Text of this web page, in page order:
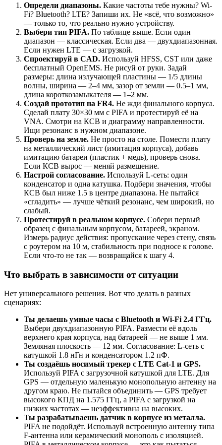
Определи диапазоны. Какие частоты тебе нужны? Wi-
Fi? Bluetooth? LTE? Запиши их. Не «всё, что возможно»
— только то, что реально нужно устройству.
Выбери тип PIFA. По таблице выше. Если один
диапазон — классическая. Если два — двухдиапазонная.
Если нужен LTE — с загрузкой.
Спроектируй в CAD. Используй HFSS, CST или даже
бесплатный OpenEMS. Не рисуй от руки. Задай
размеры: длина излучающей пластины — 1/5 длины
волны, ширина — 2–4 мм, зазор от земли — 0.5–1 мм,
длина короткозамыкателя — 1–2 мм.
Создай прототип на FR4. Не жди финального корпуса.
Сделай плату 30×30 мм с PIFA и протестируй её на
VNA. Смотри на КСВ и диаграмму направленности.
Ищи резонанс в нужном диапазоне.
Проверь на земле. Не просто на столе. Помести плату
на металлический лист (имитация корпуса), добавь
имитацию батареи (пластик + медь), проверь снова.
Если КСВ вырос — меняй размещение.
Настрой согласование. Используй L-сеть: один
конденсатор и одна катушка. Подбери значения, чтобы
КСВ был ниже 1.5 в центре диапазона. Не пытайся
«сгладить» — лучше чёткий резонанс, чем широкий, но
слабый.
Протестируй в реальном корпусе. Собери первый
образец с финальным корпусом, батареей, экраном.
Измерь радиус действия: пропускание через стену, связь
с роутером на 10 м, стабильность при подносе к голове.
Если что-то не так — возвращайся к шагу 4.
Что выбрать в зависимости от ситуации
Нет универсального решения. Вот что делать в разных
сценариях:
Ты делаешь умные часы с Bluetooth и Wi-Fi 2.4 ГГц.
Выбери двухдиапазонную PIFA. Размести её вдоль
верхнего края корпуса, над батареей — не выше 1 мм.
Земляная плоскость — 12 мм. Согласование: L-сеть с
катушкой 1.8 нГн и конденсатором 1.2 пФ.
Ты создаёшь носимый трекер с LTE Cat-1 и GPS.
Используй PIFA с загрузочной катушкой для LTE. Для
GPS — отдельную маленькую монопольную антенну на
другом краю. Не пытайся объединить — GPS требует
высокого КПД на 1.575 ГГц, а PIFA с загрузкой на
низких частотах — неэффективна на высоких.
Ты разрабатываешь датчик в корпусе из металла.
PIFA не подойдёт. Используй встроенную антенну типа
F-антенна или керамический монополь с изоляцией.